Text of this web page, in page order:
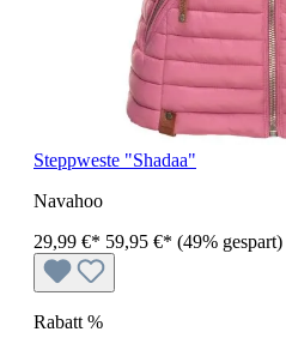
Steppweste "Shadaa"
Navahoo
29,99 €* 59,95 €* (49% gespart)
Rabatt %